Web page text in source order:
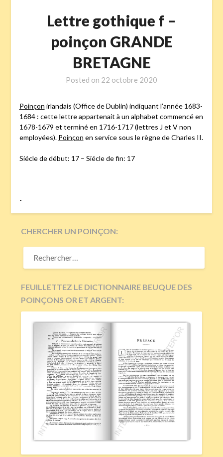
Lettre gothique f –
poinçon GRANDE
BRETAGNE
Posted on 22 octobre 2020
Poinçon irlandais (Office de Dublin) indiquant l’année 1683-
1684 : cette lettre appartenait à un alphabet commencé en
1678-1679 et terminé en 1716-1717 (lettres J et V non
employées). Poinçon en service sous le règne de Charles II.
Siécle de début: 17 – Siécle de fin: 17
-
CHERCHER UN POINÇON:
RECHERCHER :
FEUILLETTEZ LE DICTIONNAIRE BEUQUE DES
POINÇONS OR ET ARGENT: